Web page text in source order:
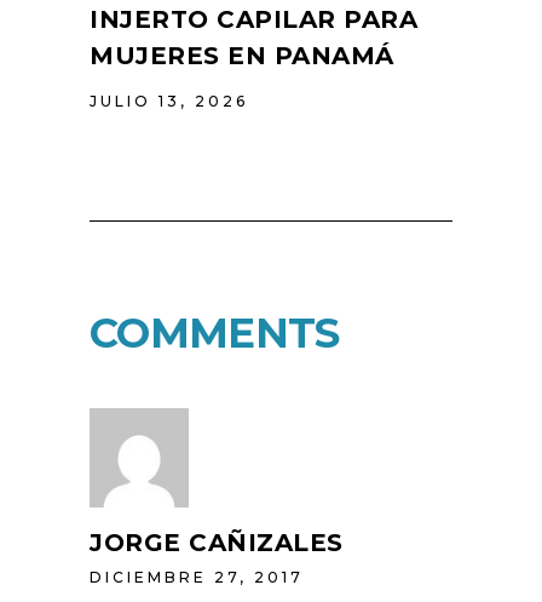
INJERTO CAPILAR PARA
MUJERES EN PANAMÁ
JULIO 13, 2026
COMMENTS
JORGE CAÑIZALES
DICIEMBRE 27, 2017